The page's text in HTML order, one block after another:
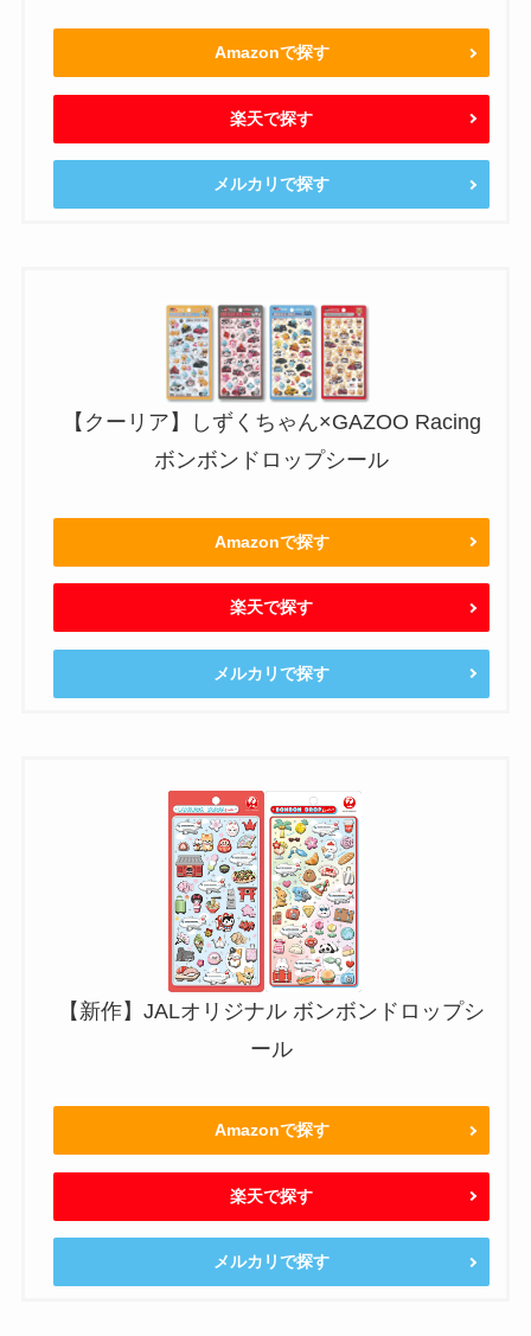
Amazonで探す
楽天で探す
メルカリで探す
【クーリア】しずくちゃん×GAZOO Racing
ボンボンドロップシール
Amazonで探す
楽天で探す
メルカリで探す
【新作】JALオリジナル ボンボンドロップシ
ール
Amazonで探す
楽天で探す
メルカリで探す